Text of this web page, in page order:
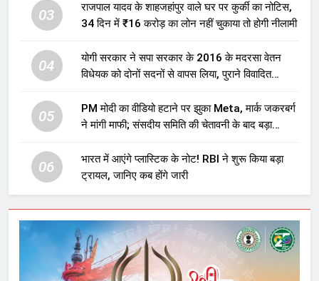
03
राजपाल यादव के शाहजहांपुर वाले घर पर कुर्की का नोटिस,
34 दिन में ₹16 करोड़ का लोन नहीं चुकाया तो होगी नीलामी
04
योगी सरकार ने सपा सरकार के 2016 के मदरसा वेतन
विधेयक को दोनों सदनों से वापस लिया, पुराने विवादित
05
PM मोदी का वीडियो हटाने पर झुका Meta, मार्क जकरबर्ग
ने मांगी माफी; संसदीय समिति की चेतावनी के बाद बड़ा
06
भारत में आएंगे प्लास्टिक के नोट! RBI ने शुरू किया बड़ा
ट्रायल, जानिए कब होंगे जारी